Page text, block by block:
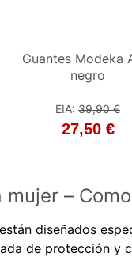
Guantes Modeka
negro
EIA: 39,90 €
27,50 €
–
diseñados
de protección y